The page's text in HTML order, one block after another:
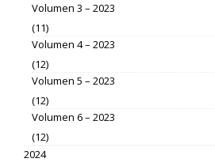
Volumen 3 – 2023
(11)
Volumen 4 – 2023
(12)
Volumen 5 – 2023
(12)
Volumen 6 – 2023
(12)
2024